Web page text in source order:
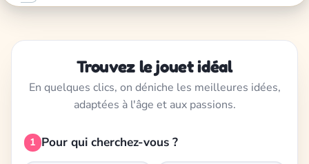
Trouvez le jouet idéal
En quelques clics, on déniche les meilleures idées,
adaptées à l'âge et aux passions.
1 Pour qui cherchez-vous ?